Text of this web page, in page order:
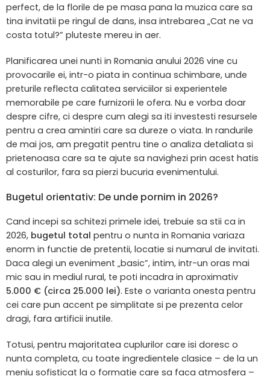
perfect, de la florile de pe masa pana la muzica care sa
tina invitatii pe ringul de dans, insa intrebarea „Cat ne va
costa totul?” pluteste mereu in aer.
Planificarea unei nunti in Romania anului 2026 vine cu
provocarile ei, intr-o piata in continua schimbare, unde
preturile reflecta calitatea serviciilor si experientele
memorabile pe care furnizorii le ofera. Nu e vorba doar
despre cifre, ci despre cum alegi sa iti investesti resursele
pentru a crea amintiri care sa dureze o viata. In randurile
de mai jos, am pregatit pentru tine o analiza detaliata si
prietenoasa care sa te ajute sa navighezi prin acest hatis
al costurilor, fara sa pierzi bucuria evenimentului.
Bugetul orientativ: De unde pornim in 2026?
Cand incepi sa schitezi primele idei, trebuie sa stii ca in
2026, bugetul total pentru o nunta in Romania variaza
enorm in functie de pretentii, locatie si numarul de invitati.
Daca alegi un eveniment „basic”, intim, intr-un oras mai
mic sau in mediul rural, te poti incadra in aproximativ
5.000 € (circa 25.000 lei). Este o varianta onesta pentru
cei care pun accent pe simplitate si pe prezenta celor
dragi, fara artificii inutile.
Totusi, pentru majoritatea cuplurilor care isi doresc o
nunta completa, cu toate ingredientele clasice – de la un
meniu sofisticat la o formatie care sa faca atmosfera –